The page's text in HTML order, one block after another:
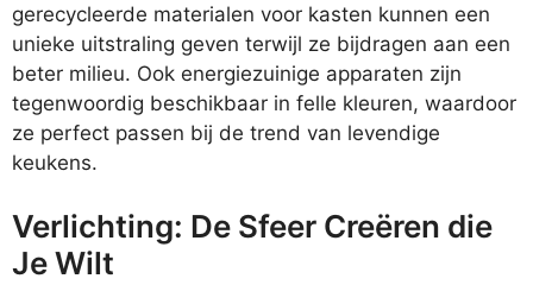
gerecycleerde materialen voor kasten kunnen een
unieke uitstraling geven terwijl ze bijdragen aan een
beter milieu. Ook energiezuinige apparaten zijn
tegenwoordig beschikbaar in felle kleuren, waardoor
ze perfect passen bij de trend van levendige
keukens.
Verlichting: De Sfeer Creëren die
Je Wilt